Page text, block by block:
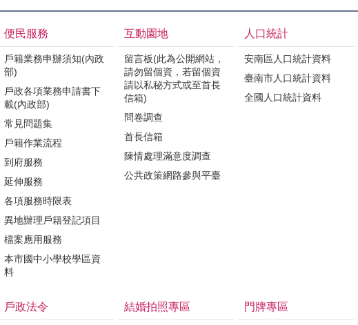
便民服務
戶籍業務申辦須知(內政
部)
戶政各項業務申請書下
載(內政部)
常見問題集
戶籍作業流程
到府服務
延伸服務
各項服務時限表
異地辦理戶籍登記項目
檔案應用服務
本市國中小學校學區資
料
互動園地
留言板(此為公開網站，
請勿留個資，若留個資
請以私秘方式或至首長
信箱)
問卷調查
首長信箱
陳情處理滿意度調查
公共政策網路參與平臺
人口統計
安南區人口統計資料
臺南市人口統計資料
全國人口統計資料
戶政法令 結婚拍照專區 門牌專區